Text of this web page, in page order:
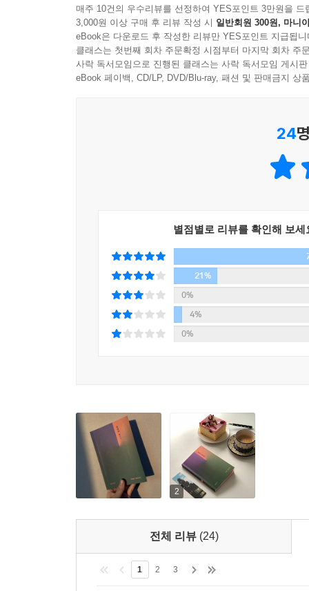
하는 일상 영역에서의 배려에 한하며, 간혹 드물
는 안 된다고 선을 긋는다.
--- p.149
아침에 일어나 세수를 할 때에 차가운 물을 느낄
당연한 사실을 부정하는 것으로 시작한다. 거울
끼얹는다. 얼굴이 있을 거라 짐작되는 곳에서 느
아닌 것 같은 상황을 “증상”이라고 부른다. 24시
것도 아닌 상태를 만들면서, 꿈이 “무시로 현실의
“우리가 태어나기 전부터” “우주에 속해 있었
않고 실체도 불분명한 ‘진여’의 눈앞의 사태, 액
비연속적으로 단절된 순간을 만들어내는 문장
볼품없어 보이는 반복이야말로 의외로 유일한
의미가 두드러져 보이는 순간도 있겠지만 그것
말하는지, 우리는 무엇에 대해 이야기하는지,
무엇인지, 저는 그것이 중요하다고 생각합니다.
이야기를 만들어내는 것은 일관된 질서를 생성
일이라 생각하기는 어렵다. 때문에 우리는 끝
관찰하고 그의 실체를 머릿속에서 상상하는 일
말해질 수 있는 모든 가능성을 지우며 파편화된 순
수 없도록 집요하게 몰아가는 구병모의 문장들을
무너뜨리는 일에 다름 아닐 것이다. 앞선 인용했
메시지를 섬멸한, [……] 문장들이다”(조재룡 문학
넘길 때 비로소 구병모 작가가 열어 보이는 새로
매주 10건의 우수리뷰를 선정하여 YES포인트 3만원을 드
3,000원 이상 구매 후 리뷰 작성 시 일반회원 300원, 마니
eBook은 다운로드 후 작성한 리뷰만 YES포인트 지급됩니
클래스는 첫번째 회차 주문확정 시점부터 마지막 회차 주
사락 독서모임으로 진행된 클래스는 사락 독서모임 게시
eBook 페이백, CD/LP, DVD/Blu-ray, 패션 및 판매금지 상
24
별점별로 리뷰를 확인해 보세
21%
0%
4%
0%
2
전체 리뷰 (24)
1 2 3